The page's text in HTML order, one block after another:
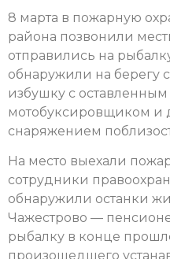
8 марта в пожарную
района позвонили
отправились на
обнаружили на берегу
избушку с оставленным
мотобуксировщиком и
снаряжением
На место выехали
сотрудники
обнаружили останки
Чажестрово —
рыбалку в конце
произошедшего